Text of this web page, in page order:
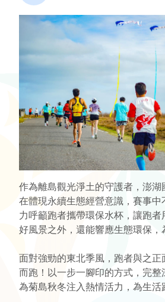
作為離島觀光淨土的守護者，澎湖
在體現永續生態經營意識，賽事中
力呼籲跑者攜帶環保水杯，讓跑者
好風景之外，還能響應生態環保，
面對強勁的東北季風，跑者與之正
而跑！以一步一腳印的方式，完整
為菊島秋冬注入熱情活力，為生活